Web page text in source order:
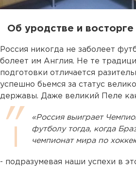
Об уродстве и восторге
Россия никогда не заболеет
болеет им Англия. Не те
подготовки отличается
успешно бьемся за статус
державы. Даже великий Пеле
«Россия выиграет
футболу тогда, когда
чемпионат мира по
- подразумевая наши успехи в